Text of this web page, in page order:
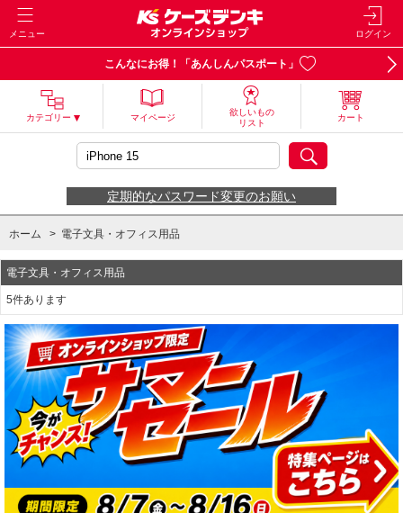
メニュー ログイン
こんなにお得！「あんしんパスポート」
カテゴリー マイページ
欲しいもの
リスト
カート
定期的なパスワード変更のお願い
ホーム > 電子文具・オフィス用品
電子文具・オフィス用品
5件あります